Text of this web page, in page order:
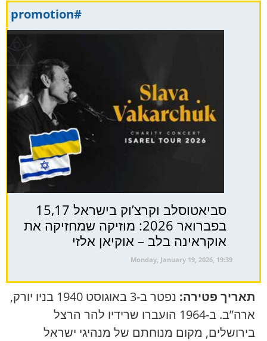
#promotion
סביאטוסלב וקרצ’וק בישראל 15,17
בפברואר 2026: מוזיקה שמחזיקה את
אוקראינה בלב – אוקיאן אלזי
Monday, January 19, 2026, 19:39
תאריך פטירה:
נפטר ב-3 באוגוסט 1940 בניו יורק,
ארה”ב. ב-1964 הועברו שרידיו להר הרצל
בירושלים, מקום מנוחתם של מנהיגי ישראל